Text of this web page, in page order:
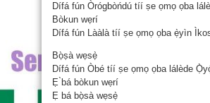
Dífá fún Òrógbòńdú tíí ṣe ọmọ ọba
Bòkun wẹrí
Dífá fún Lààlà tíí ṣe ọmọ ọba ẹ̀yìn
Bọ̀ṣà wẹsẹ̀
Dífá fún Òbé tíí ṣe ọmọ ọba lálède
Ẹ ̀bá bòkun wẹrí
Ẹ bá bọ̀sà wẹsẹ̀